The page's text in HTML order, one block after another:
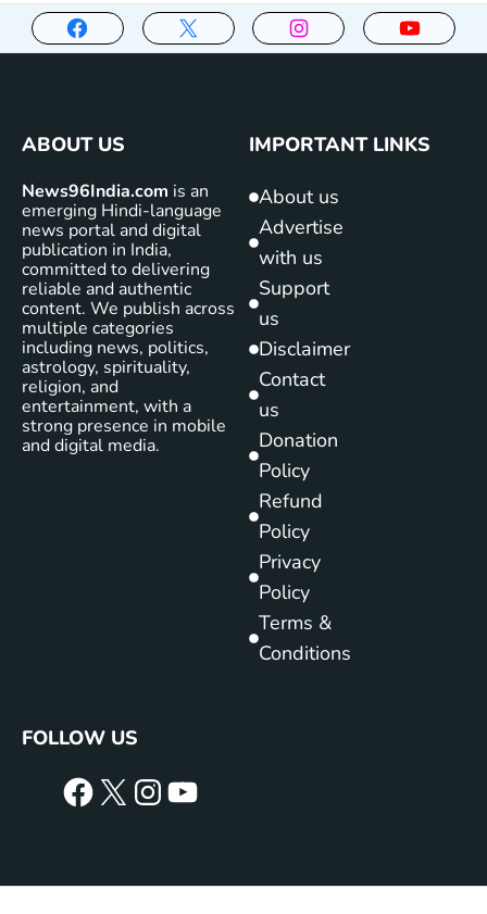
ABOUT US
News96India.com is an
emerging Hindi-language
news portal and digital
publication in India,
committed to delivering
reliable and authentic
content. We publish across
multiple categories
including news, politics,
astrology, spirituality,
religion, and
entertainment, with a
strong presence in mobile
and digital media.
IMPORTANT LINKS
About us
Advertise
with us
Support
us
Disclaimer
Contact
us
Donation
Policy
Refund
Policy
Privacy
Policy
Terms &
Conditions
FOLLOW US